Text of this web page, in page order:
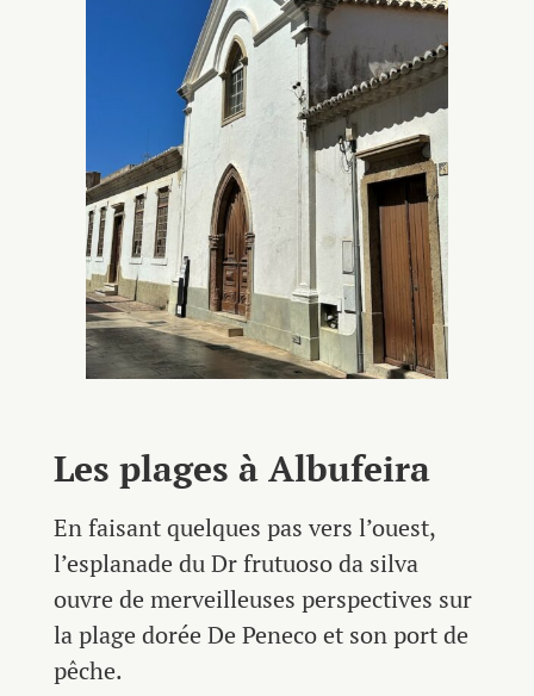
Les plages à Albufeira
En faisant quelques pas vers l’ouest,
l’esplanade du Dr frutuoso da silva
ouvre de merveilleuses perspectives sur
la plage dorée De Peneco et son port de
pêche.